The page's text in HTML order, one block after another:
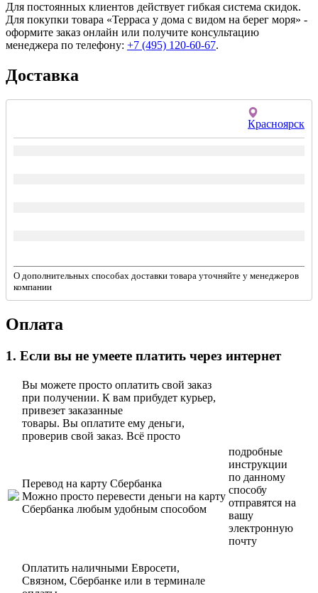
Для постоянных клиентов действует гибкая система скидок.
Для покупки товара «Терраса у дома с видом на берег моря» -
оформите заказ онлайн или получите консультацию
менеджера по телефону: +7 (495) 120-60-67.
Доставка
Красноярск
О дополнительных способах доставки товара уточняйте у менеджеров
компании
Оплата
1. Если вы не умеете платить через интернет
Вы можете просто оплатить свой заказ
при получении. К вам прибудет курьер,
привезет заказанные
товары. Вы оплатите ему деньги,
проверив свой заказ. Всё просто
Перевод на карту Сбербанка
Можно просто перевести деньги на карту
Сбербанка любым удобным способом
подробные
инструкции
по данному
способу
отправятся на
вашу
электронную
почту
Оплатить наличными Евросети,
Связном, Сбербанке или в терминале